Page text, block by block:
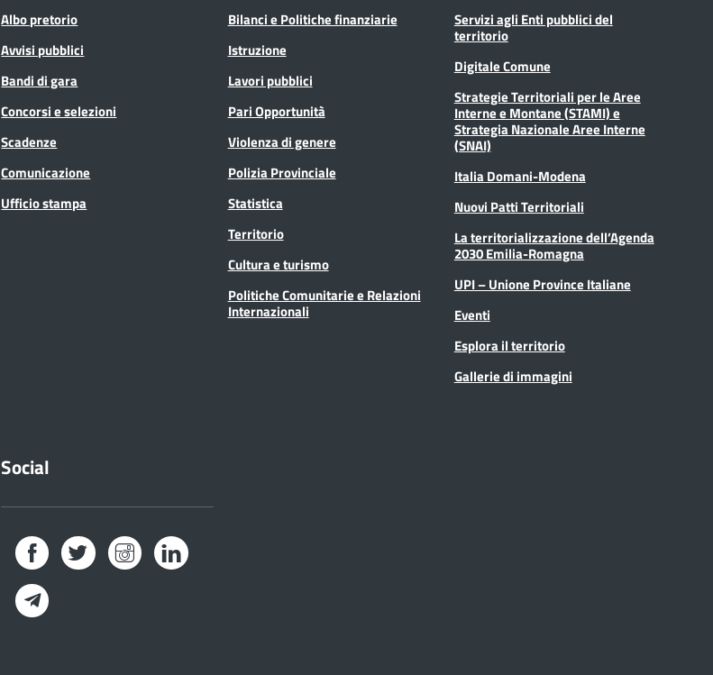
Albo pretorio
Avvisi pubblici
Bandi di gara
Concorsi e selezioni
Scadenze
Comunicazione
Ufficio stampa
Bilanci e Politiche finanziarie
Istruzione
Lavori pubblici
Pari Opportunità
Violenza di genere
Polizia Provinciale
Statistica
Territorio
Cultura e turismo
Politiche Comunitarie e Relazioni
Internazionali
Servizi agli Enti pubblici del
territorio
Digitale Comune
Strategie Territoriali per le Aree
Interne e Montane (STAMI) e
Strategia Nazionale Aree Interne
(SNAI)
Italia Domani-Modena
Nuovi Patti Territoriali
La territorializzazione dell’Agenda
2030 Emilia-Romagna
UPI – Unione Province Italiane
Eventi
Esplora il territorio
Gallerie di immagini
Social
FacebookTwitterInstagramLinkedIn